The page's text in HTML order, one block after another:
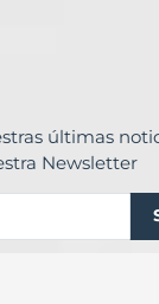
últimas
Newsletter